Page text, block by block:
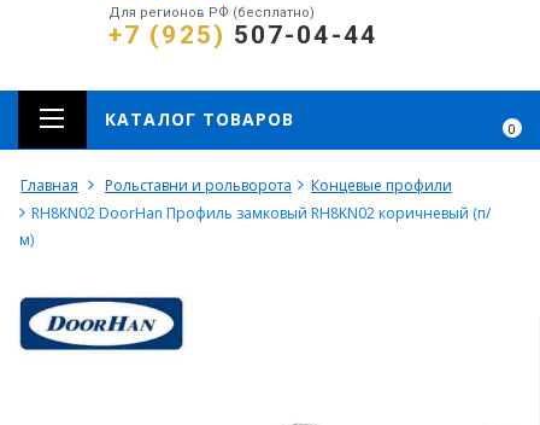
Для регионов РФ (бесплатно)
+7 (925) 507-04-44
0
КАТАЛОГ ТОВАРОВ
Главная Рольставни и рольворота
Концевые профили
RH8KN02 DoorHan Профиль замковый RH8KN02 коричневый (п/
м)